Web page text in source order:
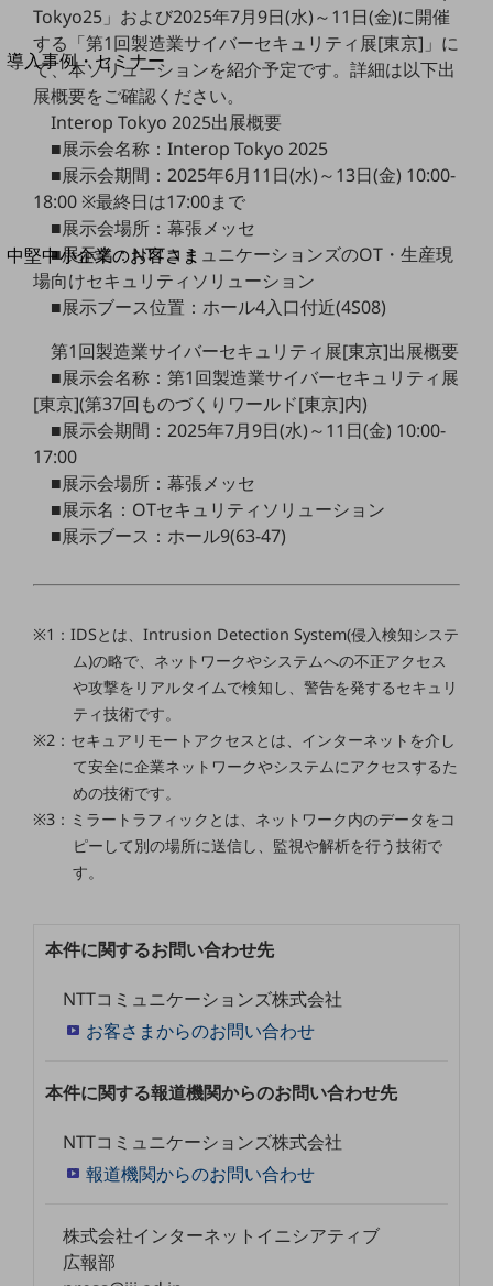
別ウィンドウで開きます
サービスをご利用中のお客さま
導入事例・セミナー
導入事例TOP
最新の導入事例や注目の導入事例をご紹介します
セミナー
開催・出展する各種セミナー、イベント情報をご紹介します
別ウィンドウで開きます
中堅中小企業のお客さま
NTTドコモビジネスウォッチ
ビジネスお役立ち情報
旬な話題やお役立ち資料などDXの課題を
解決するヒントをお届けする記事サイト
新着記事
お役立ち資料ダウンロード
トレンド記事特集
IT用語集
中堅中小企業向け
サービス・ソリューション
課題やニーズに合ったサービスをご紹介し、
ネットワーク
モバイル・音声
バックオフィス
リモート・ハイブリッドワーク
セキュリティ
その他のお悩みはこちら
業界から見つける
地域産業
その他の業界はこちら
ゲーム感覚で見つける
ビジネスお悩み診断
オンラインショップ
モバイル・ICTサービスをオンラインで
Tokyo25」および2025年7月9日(水)～11日(金)に開催
する「第1回製造業サイバーセキュリティ展[東京]」に
て、本ソリューションを紹介予定です。詳細は以下出
展概要をご確認ください。
Interop Tokyo 2025出展概要
■展示会名称：Interop Tokyo 2025
■展示会期間：2025年6月11日(水)～13日(金) 10:00-
18:00 ※最終日は17:00まで
■展示会場所：幕張メッセ
■展示名：NTTコミュニケーションズのOT・生産現
場向けセキュリティソリューション
■展示ブース位置：ホール4入口付近(4S08)
第1回製造業サイバーセキュリティ展[東京]出展概要
■展示会名称：第1回製造業サイバーセキュリティ展
[東京](第37回ものづくりワールド[東京]内)
■展示会期間：2025年7月9日(水)～11日(金) 10:00-
17:00
■展示会場所：幕張メッセ
■展示名：OTセキュリティソリューション
■展示ブース：ホール9(63-47)
※1：IDSとは、Intrusion Detection System(侵入検知システ
ム)の略で、ネットワークやシステムへの不正アクセス
や攻撃をリアルタイムで検知し、警告を発するセキュリ
ティ技術です。
※2：セキュアリモートアクセスとは、インターネットを介し
て安全に企業ネットワークやシステムにアクセスするた
めの技術です。
※3：ミラートラフィックとは、ネットワーク内のデータをコ
ピーして別の場所に送信し、監視や解析を行う技術で
す。
本件に関するお問い合わせ先
NTTコミュニケーションズ株式会社
お客さまからのお問い合わせ
本件に関する報道機関からのお問い合わせ先
NTTコミュニケーションズ株式会社
報道機関からのお問い合わせ
株式会社インターネットイニシアティブ
広報部